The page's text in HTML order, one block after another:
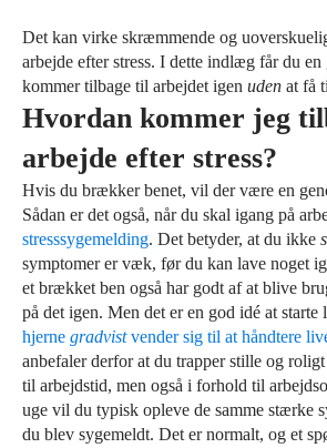
Det kan virke skræmmende og
arbejde efter stress. I dette indlæg får du
kommer tilbage til arbejdet igen uden at få
Hvordan kommer jeg
arbejde efter stress?
Hvis du brækker benet, vil der være en
Sådan er det også, når du skal igang på
stresssygemelding. Det betyder, at du ikke
symptomer er væk, før du kan lave noget
et brækket ben også har godt af at blive
på det igen. Men det er en god idé at starte
hjerne gradvistvender sig til at håndtere
anbefaler derfor at du trapper stille og
til arbejdstid, men også i forhold til
uge vil du typisk opleve de samme stærke
du blev sygemeldt. Det er normalt, og et